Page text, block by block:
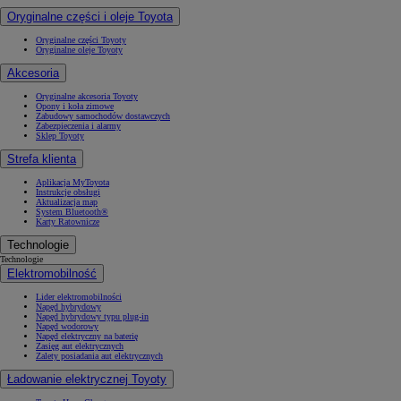
Oryginalne części i oleje Toyota
Oryginalne części Toyoty
Oryginalne oleje Toyoty
Akcesoria
Oryginalne akcesoria Toyoty
Opony i koła zimowe
Zabudowy samochodów dostawczych
Zabezpieczenia i alarmy
Sklep Toyoty
Strefa klienta
Aplikacja MyToyota
Instrukcje obsługi
Aktualizacja map
System Bluetooth®
Karty Ratownicze
Technologie
Technologie
Elektromobilność
Lider elektromobilności
Napęd hybrydowy
Napęd hybrydowy typu plug-in
Napęd wodorowy
Napęd elektryczny na baterię
Zasięg aut elektrycznych
Zalety posiadania aut elektrycznych
Ładowanie elektrycznej Toyoty